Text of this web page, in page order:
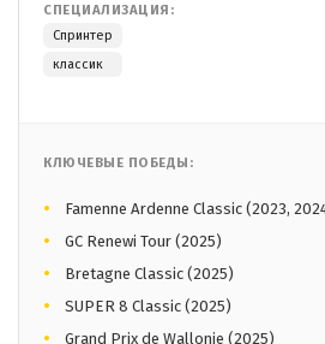
СПЕЦИАЛИЗАЦИЯ:
Спринтер
классик
КЛЮЧЕВЫЕ ПОБЕДЫ:
Famenne Ardenne Classic (2023,
GC Renewi Tour (2025)
Bretagne Classic (2025)
SUPER 8 Classic (2025)
Grand Prix de Wallonie (2025)